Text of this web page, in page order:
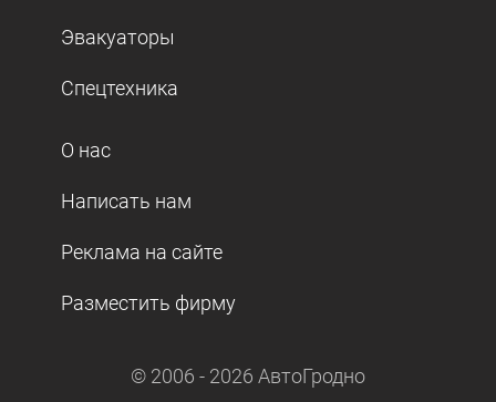
Эвакуаторы
Спецтехника
О нас
Написать нам
Реклама на сайте
Разместить фирму
© 2006 - 2026 АвтоГродно